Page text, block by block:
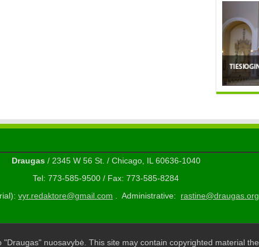
Draugas/ 2345 W 56 St. / Chicago, IL 60636-1040
Tel: 773-585-9500 / Fax: 773-585-8284
vyr.redaktore@gmail.com . Administrative: rastine@draugas.org
nuosavybė. This site may contain copyrighted material